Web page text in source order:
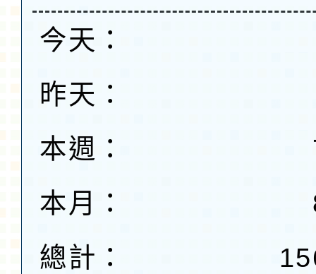
今天：
昨天：
本週：
本月：
總計：